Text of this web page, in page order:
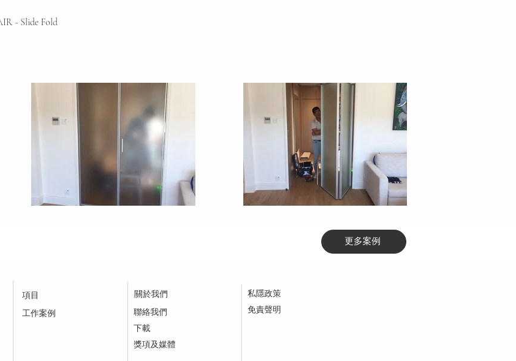
- Slide Fold
更多案例
項目
工作案例
關於我們
聯絡我們
下載
​獎項及媒體
私隱政策
免責聲明